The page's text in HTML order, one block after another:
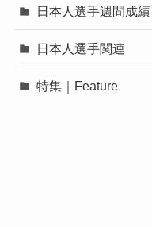
日本人選手週間成績
日本人選手関連
特集｜Feature